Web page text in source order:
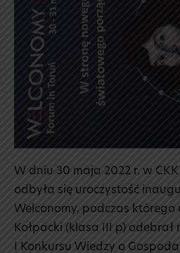
W dniu 30 maja 2022 r. w
odbyła się uroczystość
Welconomy, podczas którego
Kołpacki (klasa III p)
I Konkursu Wiedzy o